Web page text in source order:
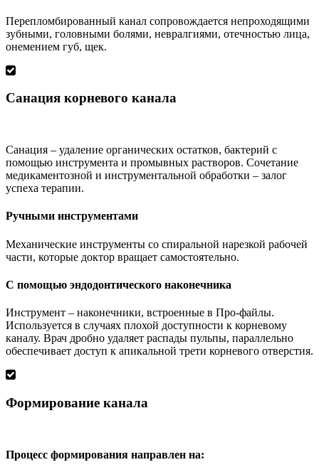
Перепломбированный канал сопровождается непроходящими
зубными, головными болями, невралгиями, отечностью лица,
онемением губ, щек.
Санация корневого канала
Санация – удаление органических остатков, бактерий с
помощью инструмента и промывных растворов. Сочетание
медикаментозной и инструментальной обработки – залог
успеха терапии.
Ручными инструментами
Механические инструменты со спиральной нарезкой рабочей
части, которые доктор вращает самостоятельно.
С помощью эндодонтического наконечника
Инструмент – наконечники, встроенные в Про-файлы.
Используется в случаях плохой доступности к корневому
каналу. Врач дробно удаляет распады пульпы, параллельно
обеспечивает доступ к апикальной трети корневого отверстия.
Формирование канала
Процесс формирования направлен на: